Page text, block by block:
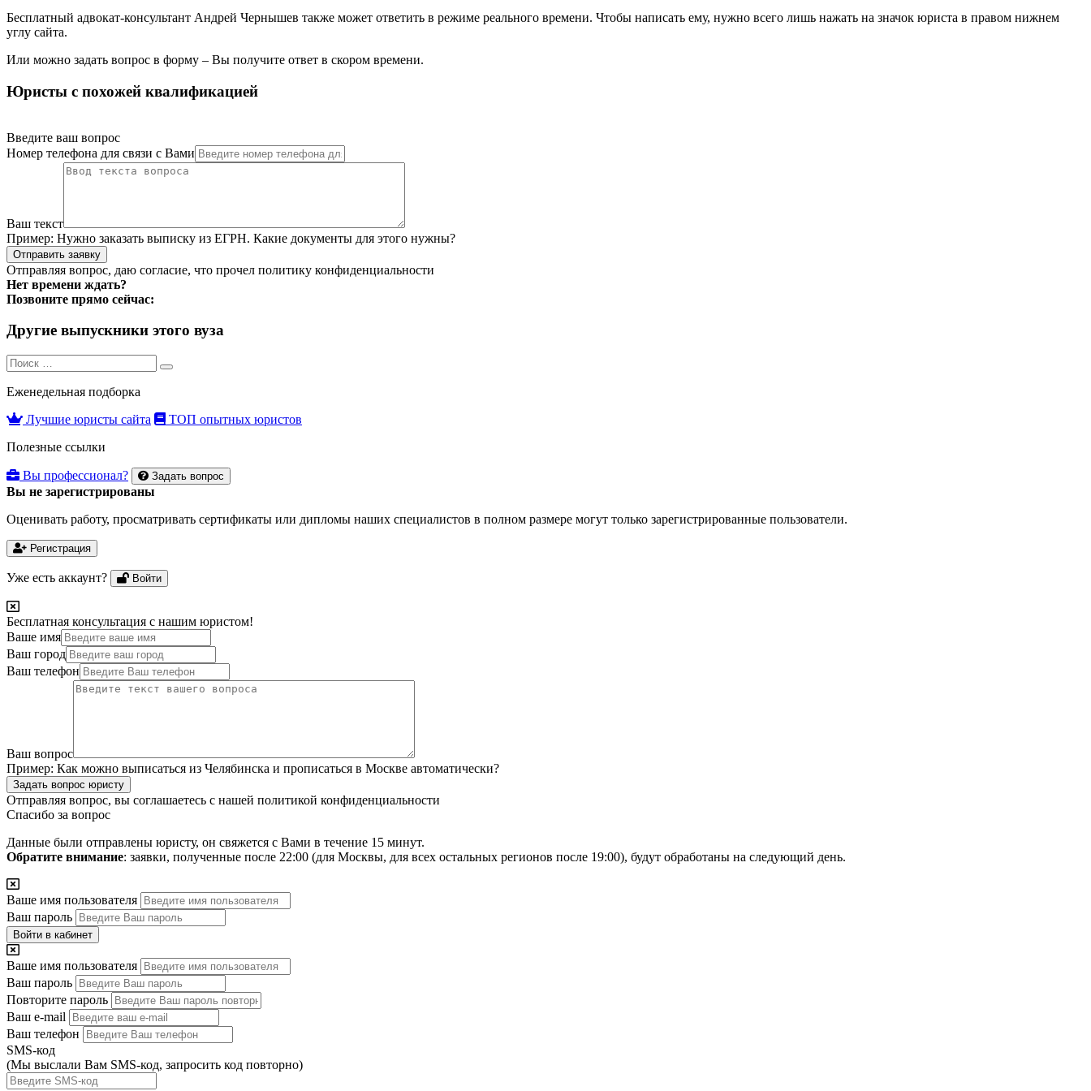
Бесплатный адвокат-консультант Андрей Чернышев также может ответить в режиме реального времени. Чтобы написать ему, нужно всего лишь нажать на значок юриста в правом нижнем
углу сайта.
Или можно задать вопрос в форму – Вы получите ответ в скором времени.
Юристы с похожей квалификацией
Введите ваш вопрос
Номер телефона для связи с Вами
Ваш текст
Пример: Нужно заказать выписку из ЕГРН. Какие документы для этого нужны?
Отправить заявку
Отправляя вопрос, даю согласие, что прочел политику конфиденциальности
Нет времени ждать?
Позвоните прямо сейчас:
Другие выпускники этого вуза
Search
for:
Search
Еженедельная подборка
Лучшие юристы сайта
ТОП опытных юристов
Полезные ссылки
Вы профессионал? Задать вопрос
Вы не зарегистрированы
Оценивать работу, просматривать сертификаты или дипломы наших специалистов в полном размере могут только зарегистрированные пользователи.
Регистрация
Уже есть аккаунт? Войти
Бесплатная консультация с нашим юристом!
Ваше имя
Ваш город
Ваш телефон
Ваш вопрос
Пример: Как можно выписаться из Челябинска и прописаться в Москве автоматически?
Задать вопрос юристу
Отправляя вопрос, вы соглашаетесь с нашей политикой конфиденциальности
Спасибо за вопрос
Данные были отправлены юристу, он свяжется с Вами в течение 15 минут.
Обратите внимание: заявки, полученные после 22:00 (для Москвы, для всех остальных регионов после 19:00), будут обработаны на следующий день.
Ваше имя пользователя
Ваш пароль
Войти в кабинет
Ваше имя пользователя
Ваш пароль
Повторите пароль
Ваш e-mail
Ваш телефон
SMS-код
(Мы выслали Вам SMS-код, запросить код повторно)